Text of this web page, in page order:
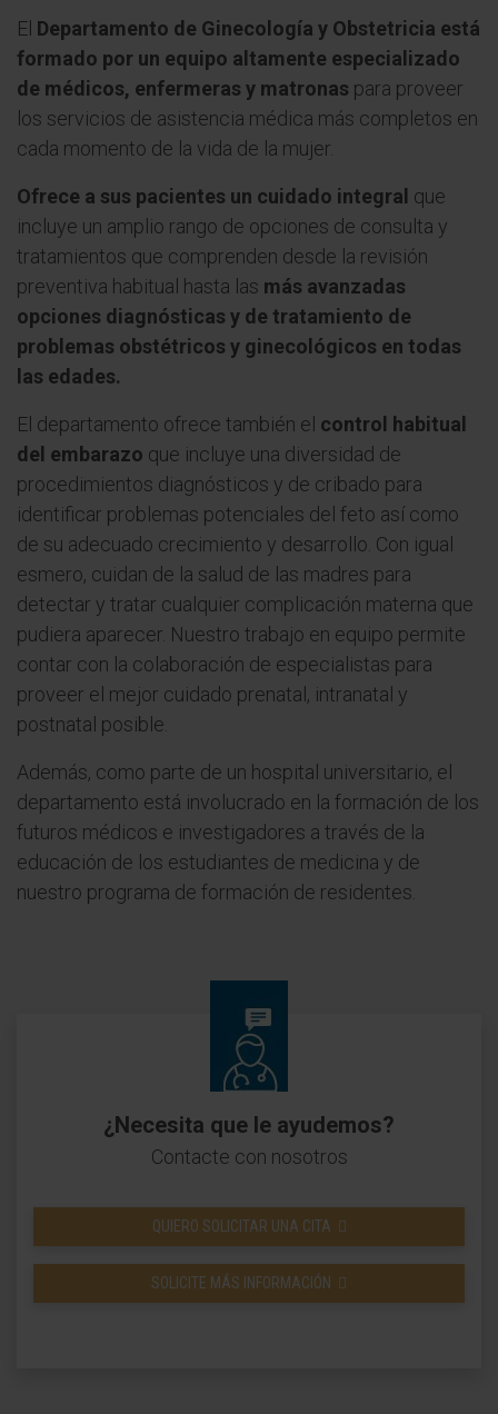
El Departamento de Ginecología y Obstetricia está
formado por un equipo altamente especializado
de médicos, enfermeras y matronas para proveer
los servicios de asistencia médica más completos en
cada momento de la vida de la mujer.
Ofrece a sus pacientes un cuidado integral que
incluye un amplio rango de opciones de consulta y
tratamientos que comprenden desde la revisión
preventiva habitual hasta las más avanzadas
opciones diagnósticas y de tratamiento de
problemas obstétricos y ginecológicos en todas
las edades.
El departamento ofrece también el control habitual
del embarazo que incluye una diversidad de
procedimientos diagnósticos y de cribado para
identificar problemas potenciales del feto así como
de su adecuado crecimiento y desarrollo. Con igual
esmero, cuidan de la salud de las madres para
detectar y tratar cualquier complicación materna que
pudiera aparecer. Nuestro trabajo en equipo permite
contar con la colaboración de especialistas para
proveer el mejor cuidado prenatal, intranatal y
postnatal posible.
Además, como parte de un hospital universitario, el
departamento está involucrado en la formación de los
futuros médicos e investigadores a través de la
educación de los estudiantes de medicina y de
nuestro programa de formación de residentes.
¿Necesita que le ayudemos?
Contacte con nosotros
QUIERO SOLICITAR UNA CITA
SOLICITE MÁS INFORMACIÓN